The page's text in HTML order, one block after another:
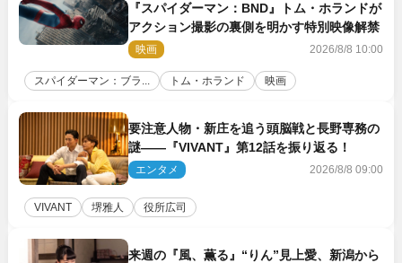
『スパイダーマン：BND』トム・ホランドが
アクション撮影の裏側を明かす特別映像解禁
映画 2026/8/8 10:00
スパイダーマン：ブラ... トム・ホランド 映画
要注意人物・新庄を追う頭脳戦と長野専務の
謎――『VIVANT』第12話を振り返る！
エンタメ 2026/8/8 09:00
VIVANT 堺雅人 役所広司
来週の『風、薫る』“りん”見上愛、新潟から